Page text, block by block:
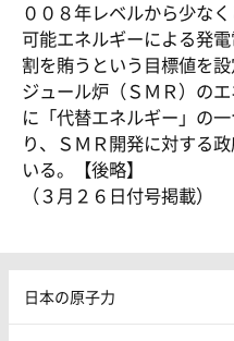
００８年レベルから少な
可能エネルギーによる発
割を賄うという目標値を
ジュール炉（ＳＭＲ）の
に「代替エネルギー」の
り、ＳＭＲ開発に対する
いる。【後略】
（３月２６日付号掲載）
日本の原子力